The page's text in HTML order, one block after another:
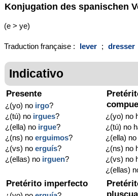
Konjugation des spanischen
(e > ye)
Traduction française : lever ; dresser
Indicativo
Presente
¿(yo) no irgo?
¿(tú) no irgues?
¿(ella) no irgue?
¿(ns) no erguimos?
¿(vs) no erguís?
¿(ellas) no irguen?
¿(yo) no
¿(tú) no
¿(ella)
¿(ns) no
¿(vs) no
¿(ellas)
Pretérito imperfecto